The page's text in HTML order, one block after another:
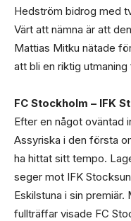
Hedström bidrog med
Värt att nämna är att
Mattias Mitku nätade
att bli en riktig
FC Stockholm – IFK
Efter en något oväntad
Assyriska i den första
ha hittat sitt tempo.
seger mot IFK
Eskilstuna i sin
fullträffar visade FC